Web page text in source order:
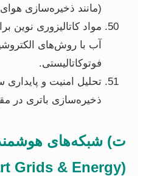
(مانند ذخیره‌سازی
مواد کاتالیزوری نوین
آب با روش‌های
فوتوکاتالیستی.
تحلیل امنیت و
ذخیره‌سازی باتری در
ت) شبکه‌های
Grids & Energy